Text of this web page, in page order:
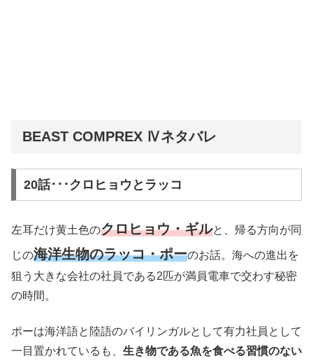
BEAST COMPREX Ⅳネタバレ
20話･･･クロヒョウとラッコ
左耳だけ黄土色のクロヒョウ・ギルと、帰る方向が同
じの海洋生物のラッコ・ポーのお話。海への進出を
狙う大きな会社の社員である2匹が満員電車で交わす秘密
の時間。
ポーは海洋語と陸語のバイリンガルとして有力社員として
一目置かれているも、 生き物である魚を食べる習慣のない